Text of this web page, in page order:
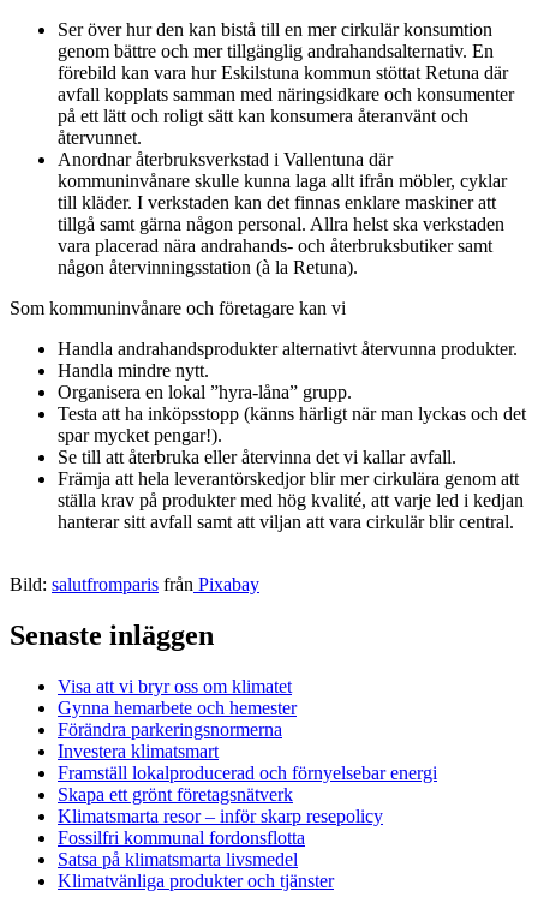
Ser över hur den kan bistå till en mer cirkulär konsumtion
genom bättre och mer tillgänglig andrahandsalternativ. En
förebild kan vara hur Eskilstuna kommun stöttat Retuna där
avfall kopplats samman med näringsidkare och konsumenter
på ett lätt och roligt sätt kan konsumera återanvänt och
återvunnet.
Anordnar återbruksverkstad i Vallentuna där
kommuninvånare skulle kunna laga allt ifrån möbler, cyklar
till kläder. I verkstaden kan det finnas enklare maskiner att
tillgå samt gärna någon personal. Allra helst ska verkstaden
vara placerad nära andrahands- och återbruksbutiker samt
någon återvinningsstation (à la Retuna).
Som kommuninvånare och företagare kan vi
Handla andrahandsprodukter alternativt återvunna produkter.
Handla mindre nytt.
Organisera en lokal ”hyra-låna” grupp.
Testa att ha inköpsstopp (känns härligt när man lyckas och det
spar mycket pengar!).
Se till att återbruka eller återvinna det vi kallar avfall.
Främja att hela leverantörskedjor blir mer cirkulära genom att
ställa krav på produkter med hög kvalité, att varje led i kedjan
hanterar sitt avfall samt att viljan att vara cirkulär blir central.
Bild: salutfromparis från Pixabay
Senaste inläggen
Visa att vi bryr oss om klimatet
Gynna hemarbete och hemester
Förändra parkeringsnormerna
Investera klimatsmart
Framställ lokalproducerad och förnyelsebar energi
Skapa ett grönt företagsnätverk
Klimatsmarta resor – inför skarp resepolicy
Fossilfri kommunal fordonsflotta
Satsa på klimatsmarta livsmedel
Klimatvänliga produkter och tjänster